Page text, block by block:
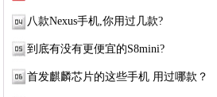
八款Nexus手机,你用过几款?
到底有没有更便宜的S8mini?
首发麒麟芯片的这些手机 用过哪款？